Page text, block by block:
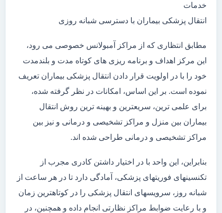
خدمات
انتقال پزشکی بیماران با دسترسی شبانه روزی
مطابق انتظاری که از مراکز آمبولانس خصوصی می رود،
این مرکز اهداف و برنامه ریزی های کوتاه مدت و بلندمدت
خود را با در اولویت قرار دادن انتقال پزشکی بیماران تعریف
نموده است. بر این اساس، امکانات در نظر گرفته شده،
برای علمی ترین، سریعترین و بهینه ترین روش انتقال
بیماران بین منزل و مراکز تشخیصی و درمانی و نیز بین
مراکز تشخیصی و درمانی طراحی شده اند.
بنابراین، این واحد با در اختیار داشتن کادری مجرب از
تکنسینهای فوریتهای پزشکی، آمادگی دارد تا در هر ساعت از
شبانه روز، سرویسهای انتقال پزشکی را در کوتاهترین زمان
و با رعایت ضوابط مراکز نظارتی انجام داده و همچنین، در